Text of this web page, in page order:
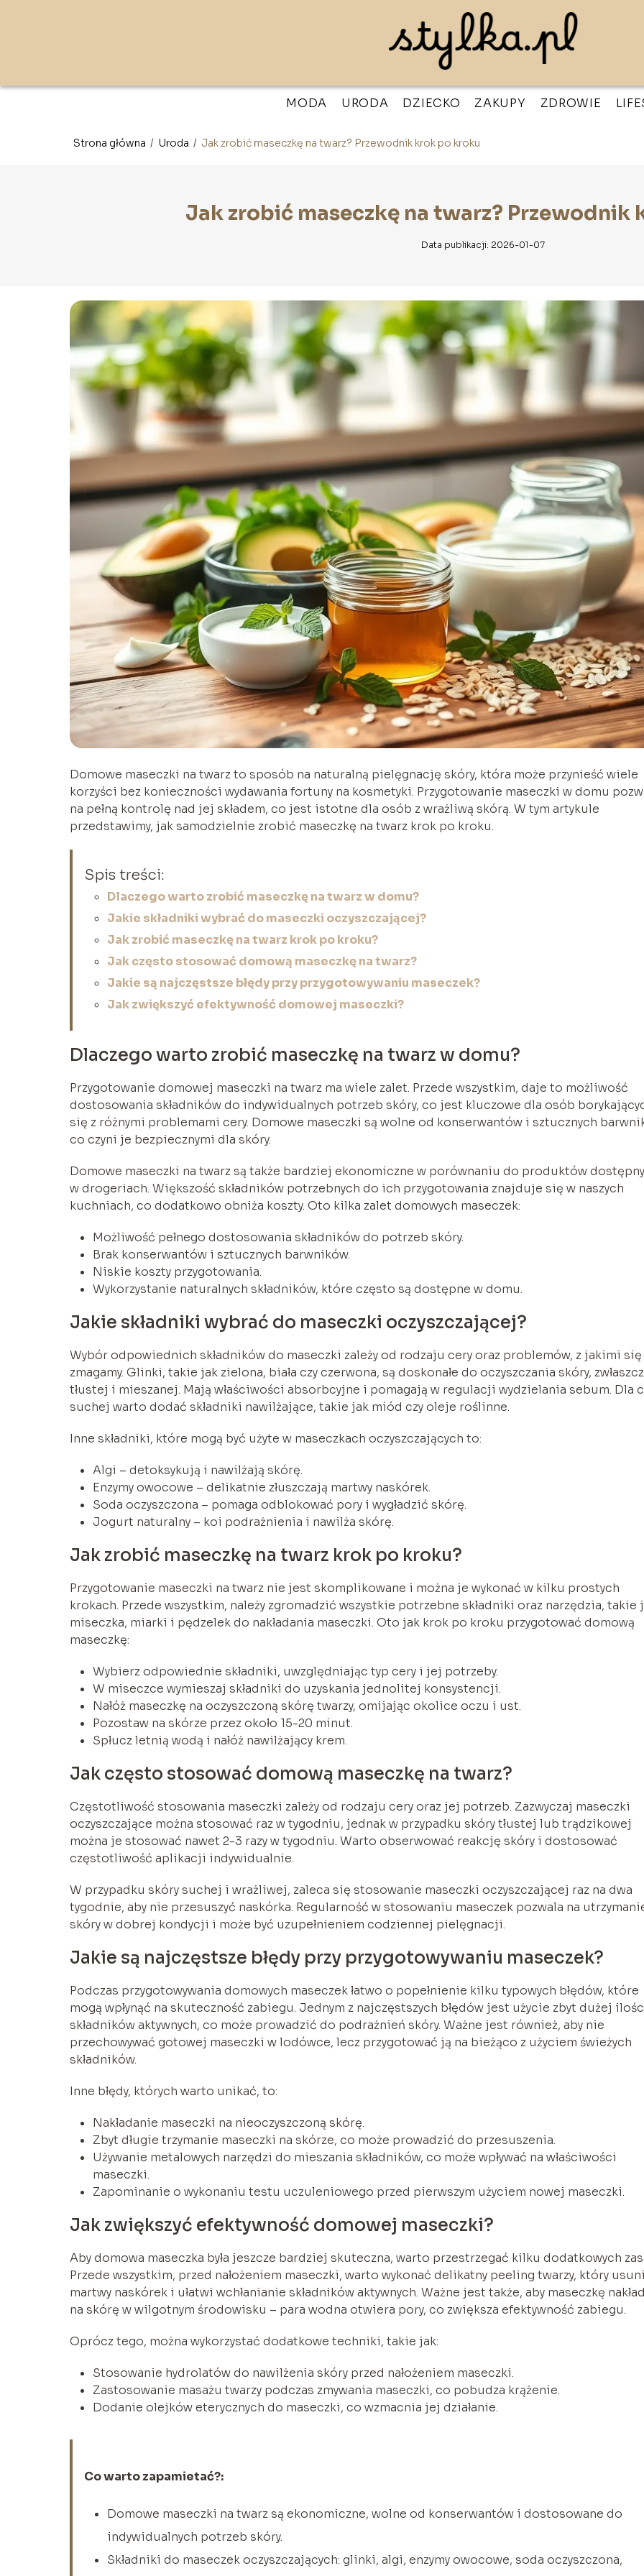
MODA URODA DZIECKO ZAKUPY ZDROWIE
Strona główna / Uroda / Jak zrobić maseczkę na twarz? Przewodnik krok po kroku
Jak zrobić maseczkę na twarz? Przewodnik
Data publikacji: 2026-01-07
Domowe maseczki na twarz to sposób na naturalną pielęgnację skóry, która może przynieść wiele
korzyści bez konieczności wydawania fortuny na kosmetyki. Przygotowanie maseczki w domu
na pełną kontrolę nad jej składem, co jest istotne dla osób z wrażliwą skórą. W tym artykule
przedstawimy, jak samodzielnie zrobić maseczkę na twarz krok po kroku.
Spis treści:
Dlaczego warto zrobić maseczkę na twarz w domu?
Jakie składniki wybrać do maseczki oczyszczającej?
Jak zrobić maseczkę na twarz krok po kroku?
Jak często stosować domową maseczkę na twarz?
Jakie są najczęstsze błędy przy przygotowywaniu maseczek?
Jak zwiększyć efektywność domowej maseczki?
Dlaczego warto zrobić maseczkę na twarz w domu?
Przygotowanie domowej maseczki na twarz ma wiele zalet. Przede wszystkim, daje to możliwość
dostosowania składników do indywidualnych potrzeb skóry, co jest kluczowe dla osób
się z różnymi problemami cery. Domowe maseczki są wolne od konserwantów i sztucznych
co czyni je bezpiecznymi dla skóry.
Domowe maseczki na twarz są także bardziej ekonomiczne w porównaniu do produktów
w drogeriach. Większość składników potrzebnych do ich przygotowania znajduje się w naszych
kuchniach, co dodatkowo obniża koszty. Oto kilka zalet domowych maseczek:
Możliwość pełnego dostosowania składników do potrzeb skóry.
Brak konserwantów i sztucznych barwników.
Niskie koszty przygotowania.
Wykorzystanie naturalnych składników, które często są dostępne w domu.
Jakie składniki wybrać do maseczki oczyszczającej?
Wybór odpowiednich składników do maseczki zależy od rodzaju cery oraz problemów, z jakimi się
zmagamy. Glinki, takie jak zielona, biała czy czerwona, są doskonałe do oczyszczania skóry,
tłustej i mieszanej. Mają właściwości absorbcyjne i pomagają w regulacji wydzielania sebum. Dla
suchej warto dodać składniki nawilżające, takie jak miód czy oleje roślinne.
Inne składniki, które mogą być użyte w maseczkach oczyszczających to:
Algi – detoksykują i nawilżają skórę.
Enzymy owocowe – delikatnie złuszczają martwy naskórek.
Soda oczyszczona – pomaga odblokować pory i wygładzić skórę.
Jogurt naturalny – koi podrażnienia i nawilża skórę.
Jak zrobić maseczkę na twarz krok po kroku?
Przygotowanie maseczki na twarz nie jest skomplikowane i można je wykonać w kilku prostych
krokach. Przede wszystkim, należy zgromadzić wszystkie potrzebne składniki oraz narzędzia, takie
miseczka, miarki i pędzelek do nakładania maseczki. Oto jak krok po kroku przygotować domową
maseczkę:
Wybierz odpowiednie składniki, uwzględniając typ cery i jej potrzeby.
W miseczce wymieszaj składniki do uzyskania jednolitej konsystencji.
Nałóż maseczkę na oczyszczoną skórę twarzy, omijając okolice oczu i ust.
Pozostaw na skórze przez około 15-20 minut.
Spłucz letnią wodą i nałóż nawilżający krem.
Jak często stosować domową maseczkę na twarz?
Częstotliwość stosowania maseczki zależy od rodzaju cery oraz jej potrzeb. Zazwyczaj maseczki
oczyszczające można stosować raz w tygodniu, jednak w przypadku skóry tłustej lub trądzikowej
można je stosować nawet 2-3 razy w tygodniu. Warto obserwować reakcję skóry i dostosować
częstotliwość aplikacji indywidualnie.
W przypadku skóry suchej i wrażliwej, zaleca się stosowanie maseczki oczyszczającej raz na dwa
tygodnie, aby nie przesuszyć naskórka. Regularność w stosowaniu maseczek pozwala na
skóry w dobrej kondycji i może być uzupełnieniem codziennej pielęgnacji.
Jakie są najczęstsze błędy przy przygotowywaniu maseczek?
Podczas przygotowywania domowych maseczek łatwo o popełnienie kilku typowych błędów, które
mogą wpłynąć na skuteczność zabiegu. Jednym z najczęstszych błędów jest użycie zbyt dużej
składników aktywnych, co może prowadzić do podrażnień skóry. Ważne jest również, aby nie
przechowywać gotowej maseczki w lodówce, lecz przygotować ją na bieżąco z użyciem świeżych
składników.
Inne błędy, których warto unikać, to:
Nakładanie maseczki na nieoczyszczoną skórę.
Zbyt długie trzymanie maseczki na skórze, co może prowadzić do przesuszenia.
Używanie metalowych narzędzi do mieszania składników, co może wpływać na właściwości
maseczki.
Zapominanie o wykonaniu testu uczuleniowego przed pierwszym użyciem nowej maseczki.
Jak zwiększyć efektywność domowej maseczki?
Aby domowa maseczka była jeszcze bardziej skuteczna, warto przestrzegać kilku dodatkowych
Przede wszystkim, przed nałożeniem maseczki, warto wykonać delikatny peeling twarzy, który
martwy naskórek i ułatwi wchłanianie składników aktywnych. Ważne jest także, aby maseczkę
na skórę w wilgotnym środowisku – para wodna otwiera pory, co zwiększa efektywność zabiegu.
Oprócz tego, można wykorzystać dodatkowe techniki, takie jak:
Stosowanie hydrolatów do nawilżenia skóry przed nałożeniem maseczki.
Zastosowanie masażu twarzy podczas zmywania maseczki, co pobudza krążenie.
Dodanie olejków eterycznych do maseczki, co wzmacnia jej działanie.
Co warto zapamietać?:
Domowe maseczki na twarz są ekonomiczne, wolne od konserwantów i dostosowane do
indywidualnych potrzeb skóry.
Składniki do maseczek oczyszczających: glinki, algi, enzymy owocowe, soda oczyszczona,